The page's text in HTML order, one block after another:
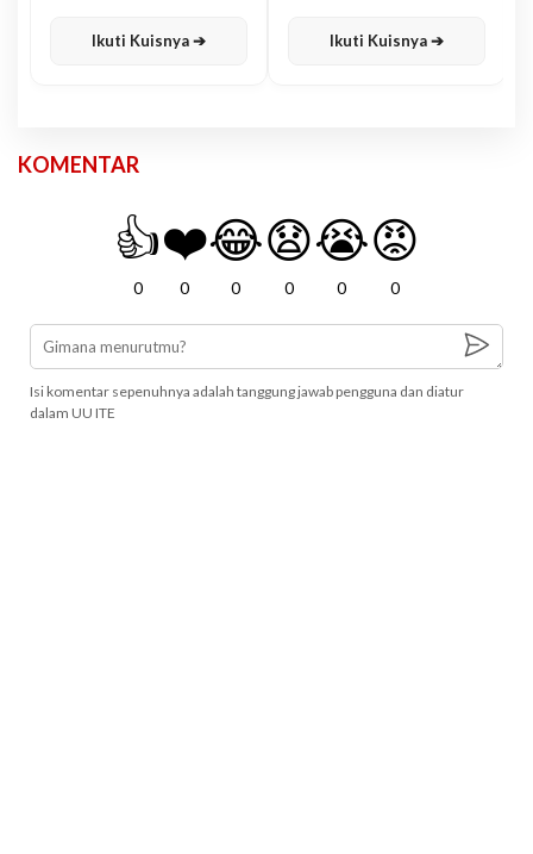
Ikuti Kuisnya ➔ Ikuti Kuisnya ➔
KOMENTAR
👍
0
❤️
0
😂
0
😧
0
😭
0
😡
0
Isi komentar sepenuhnya adalah tanggung jawab pengguna dan diatur
dalam UU ITE